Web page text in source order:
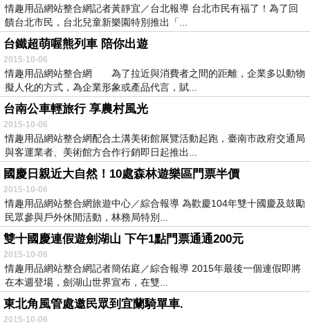
情趣用品網站整合網記者黃靜宜／台北報導 台北市民有福了！為了回
饋台北市民，台北兒童新樂園特別推出「...
台鐵超萌喔熊列車 陪你出遊
2015-10-06
情趣用品網站整合網 為了拉近與消費者之間的距離，企業多以動物
擬人化的方式，為企業形象或產品代言，賦...
台南公車輕旅行 享農村風光
2015-10-06
情趣用品網站整合網配合土溝美術館展覽活動起跑，臺南市政府交通局
與客運業者、美術館方合作行銷即日起推出...
國慶日親近大自然！10處森林遊樂區門票半價
2015-10-06
情趣用品網站整合網旅遊中心／綜合報導 為歡慶104年雙十國慶及鼓勵
民眾參與戶外休閒活動，林務局特別...
雙十國慶連假遊劍湖山 下午1點門票通通200元
2015-10-06
情趣用品網站整合網記者簡佑庭／綜合報導 2015年最後一個連假即將
在本週登場，劍湖山世界宣布，在雙...
東北角風管處邀民眾到宜蘭騎單車.
2015-10-06